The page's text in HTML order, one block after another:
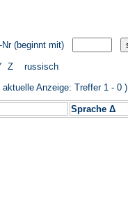
(beginnt mit)
Z
russisch
Anzeige: Treffer 1 - 0 )
Sprache Δ